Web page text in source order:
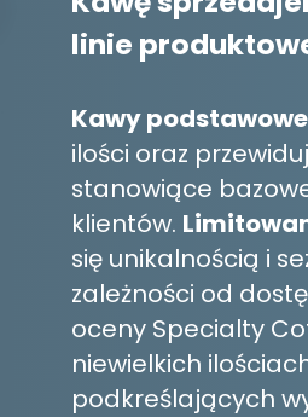
linie
Kawy podstawowe
ilości oraz
stanowiące
klientów.
się unikalnością i
zależności od
oceny Specialty
niewielkich
podkreślających